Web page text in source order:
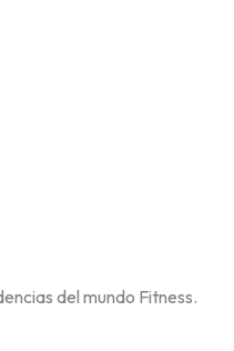
del mundo Fitness.